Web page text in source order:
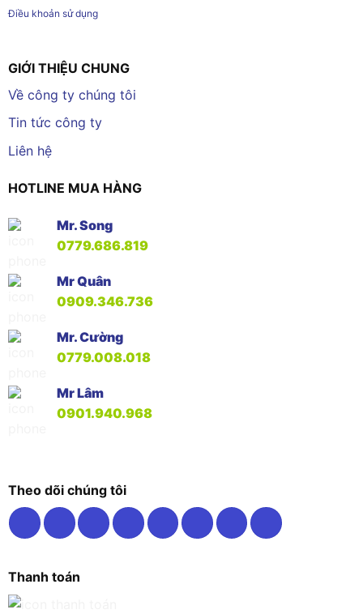
Điều khoản sử dụng
GIỚI THIỆU CHUNG
Về công ty chúng tôi
Tin tức công ty
Liên hệ
HOTLINE MUA HÀNG
Mr. Song
0779.686.819
Mr Quân
0909.346.736
Mr. Cường
0779.008.018
Mr Lâm
0901.940.968
Theo dõi chúng tôi
Thanh toán